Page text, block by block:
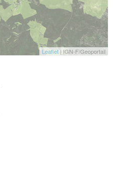
Leaflet | IGN-F/Geoportail